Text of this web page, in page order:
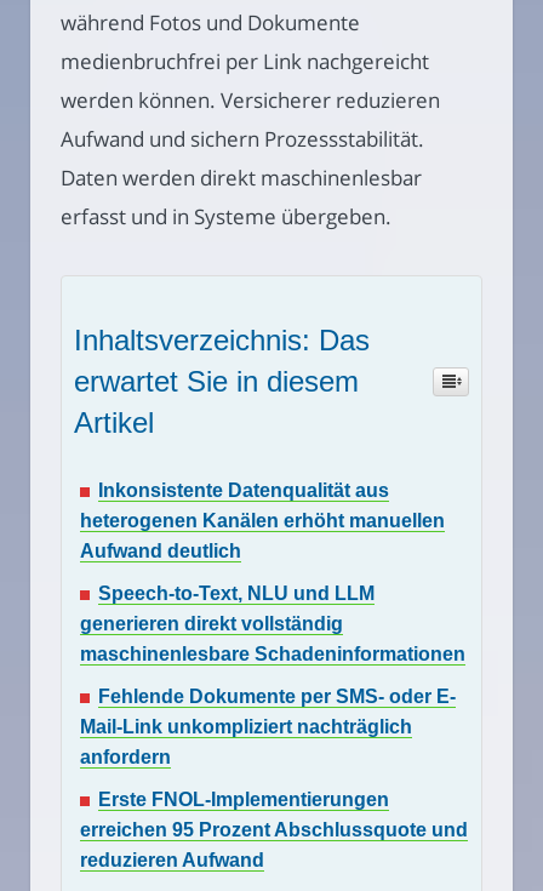
während Fotos und Dokumente
medienbruchfrei per Link nachgereicht
werden können. Versicherer reduzieren
Aufwand und sichern Prozessstabilität.
Daten werden direkt maschinenlesbar
erfasst und in Systeme übergeben.
Inhaltsverzeichnis: Das
erwartet Sie in diesem
Artikel
Inkonsistente Datenqualität aus
heterogenen Kanälen erhöht manuellen
Aufwand deutlich
Speech-to-Text, NLU und LLM
generieren direkt vollständig
maschinenlesbare Schadeninformationen
Fehlende Dokumente per SMS- oder E-
Mail-Link unkompliziert nachträglich
anfordern
Erste FNOL-Implementierungen
erreichen 95 Prozent Abschlussquote und
reduzieren Aufwand